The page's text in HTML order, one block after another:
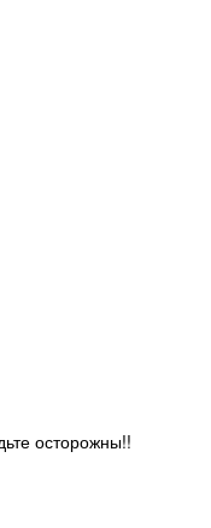
осторожны!!